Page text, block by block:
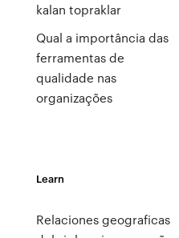
kalan topraklar
Qual a importância das
ferramentas de
qualidade nas
organizações
Learn
Relaciones geograficas